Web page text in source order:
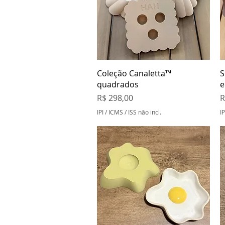
Visualização rápida
Coleção Canaletta™
quadrados
Preço
R$ 298,00
IPI / ICMS / ISS não incl.